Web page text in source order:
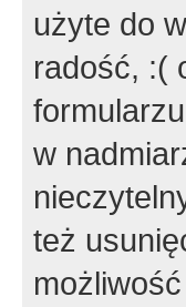
użyte do
radość, :(
w
też